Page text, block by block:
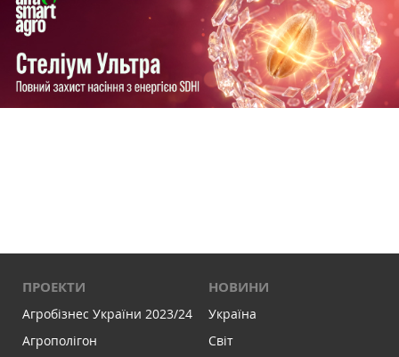
ПРОЕКТИ
Агробізнес України 2023/24
Агрополігон
НОВИНИ
Україна
Світ